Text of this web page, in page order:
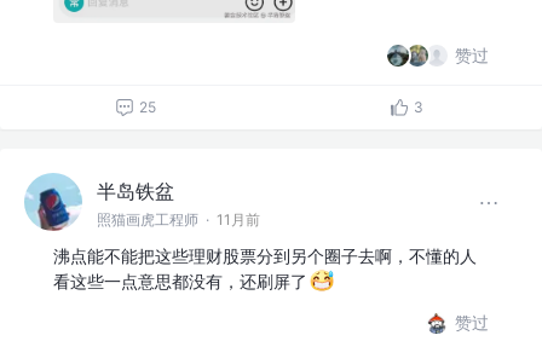
赞过
25 3
半岛铁盆
照猫画虎工程师 · 11月前
沸点能不能把这些理财股票分到另个圈子去啊，不懂的人
看这些一点意思都没有，还刷屏了
赞过